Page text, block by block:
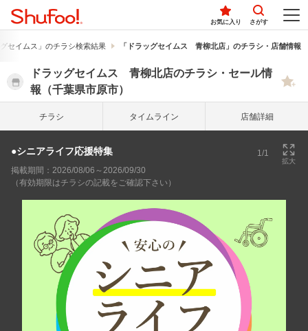
お気に入り さがす
セイムス」のチラシ検索結果 「ドラッグセイムス 青柳北店」のチラシ・店舗情報
ドラッグセイムス 青柳北店のチラシ・セール情
報（千葉県市原市）
チラシ タイム ライン 店舗詳細
●シニアライフ応援特集 1/1
拡大
掲載期間：2026/08/06～2026/09/30
（有効期限はチラシの記載をご確認下さい）